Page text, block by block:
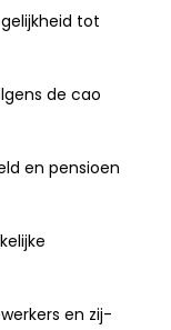
tot
de cao
en pensioen
en zij-